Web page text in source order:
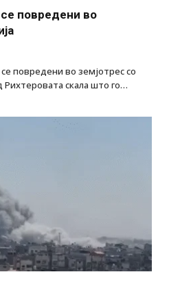
повредени во
повредени во земјотрес со
Рихтеровата скала што го…